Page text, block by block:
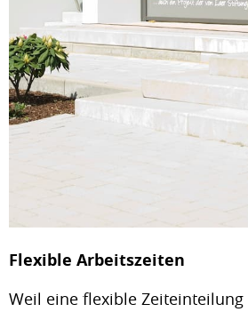
Flexible Arbeitszeiten
Weil eine flexible